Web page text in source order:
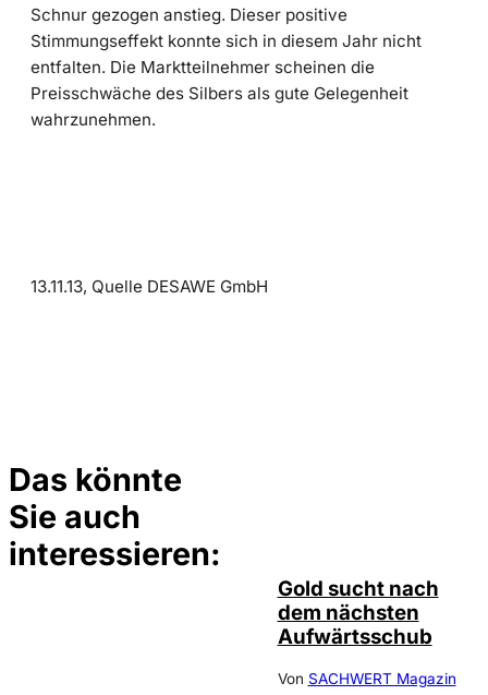
Schnur gezogen anstieg. Dieser positive
Stimmungseffekt konnte sich in diesem Jahr nicht
entfalten. Die Marktteilnehmer scheinen die
Preisschwäche des Silbers als gute Gelegenheit
wahrzunehmen.
13.11.13, Quelle DESAWE GmbH
Das könnte
Sie auch
interessieren:
Gold sucht nach
dem nächsten
Aufwärtsschub
Von SACHWERT Magazin